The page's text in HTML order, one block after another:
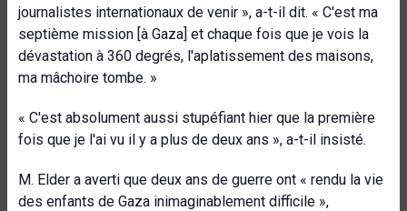
journalistes internationaux de venir », a-t-il dit. « C'est ma
septième mission [à Gaza] et chaque fois que je vois la
dévastation à 360 degrés, l'aplatissement des maisons,
ma mâchoire tombe. »
« C'est absolument aussi stupéfiant hier que la première
fois que je l'ai vu il y a plus de deux ans », a-t-il insisté.
M. Elder a averti que deux ans de guerre ont « rendu la vie
des enfants de Gaza inimaginablement difficile »,